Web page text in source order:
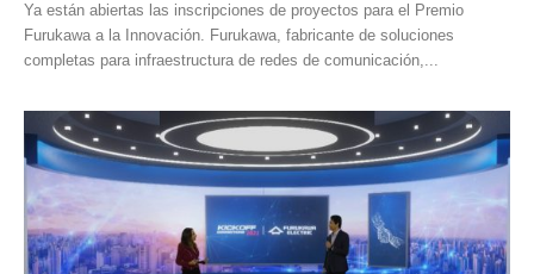
Ya están abiertas las inscripciones de proyectos para el Premio
Furukawa a la Innovación. Furukawa, fabricante‌ ‌de‌ ‌soluciones‌
‌completas‌ ‌para‌ ‌infraestructura‌ ‌de‌ ‌redes‌ ‌de‌ ‌comunicación‌,...